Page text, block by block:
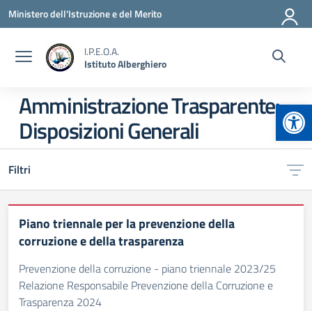
Vai ai contenuti
Vai al menu di navigazione
Vai al footer
Ministero dell'Istruzione e del Merito
I.P.E.O.A.
Istituto Alberghiero
Amministrazione Trasparente:
Disposizioni Generali
Filtri
Piano triennale per la prevenzione della
corruzione e della trasparenza
Prevenzione della corruzione - piano triennale 2023/25
Relazione Responsabile Prevenzione della Corruzione e
Trasparenza 2024